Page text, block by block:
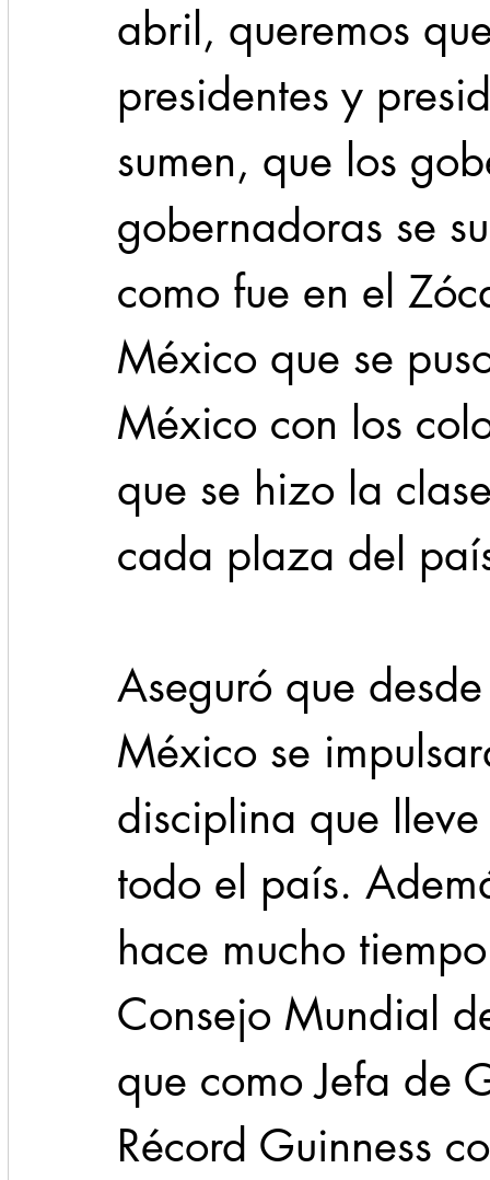
abril, queremos
presidentes y
sumen, que los
gobernadoras se
como fue en el
México que se
México con los
que se hizo la
cada plaza del
Aseguró que
México se
disciplina que
todo el país.
hace mucho
Consejo Mundial
que como Jefa de
Récord Guinness